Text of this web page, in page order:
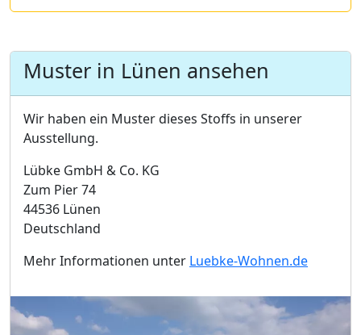
Muster in Lünen ansehen
Wir haben ein Muster dieses Stoffs in unserer
Ausstellung.
Lübke GmbH & Co. KG
Zum Pier 74
44536 Lünen
Deutschland
Mehr Informationen unter Luebke-Wohnen.de